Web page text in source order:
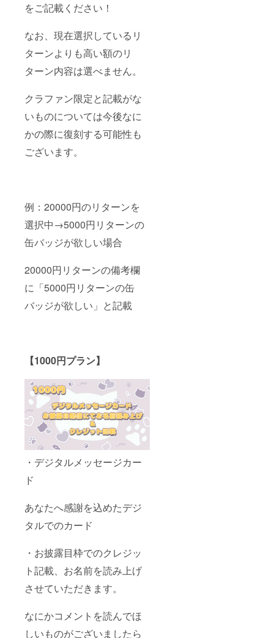
をご記載ください！
なお、現在選択しているリ
ターンよりも高い額のリ
ターン内容は選べません。
クラファン限定と記載がな
いものについては今後なに
かの際に復刻する可能性も
ございます。
例：20000円のリターンを
選択中→5000円リターンの
缶バッジが欲しい場合
20000円リターンの備考欄
に「5000円リターンの缶
バッジが欲しい」と記載
【1000円プラン】
・デジタルメッセージカー
ド
あなたへ感謝を込めたデジ
タルでのカード
・お披露目枠でのクレジッ
ト記載、お名前を読み上げ
させていただきます。
なにかコメントを読んでほ
しいものがございましたら